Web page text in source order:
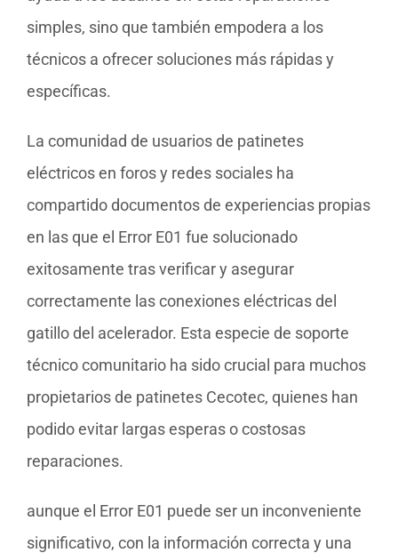
simples, sino que también empodera a los
técnicos a ofrecer soluciones más rápidas y
específicas.
La comunidad de usuarios de patinetes
eléctricos en foros y redes sociales ha
compartido documentos de experiencias propias
en las que el Error E01 fue solucionado
exitosamente tras verificar y asegurar
correctamente las conexiones eléctricas del
gatillo del acelerador. Esta especie de soporte
técnico comunitario ha sido crucial para muchos
propietarios de patinetes Cecotec, quienes han
podido evitar largas esperas o costosas
reparaciones.
aunque el Error E01 puede ser un inconveniente
significativo, con la información correcta y una